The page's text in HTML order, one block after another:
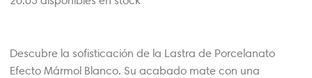
Descubre la sofisticación de la Lastra de Porcelanato
Efecto Mármol Blanco. Su acabado mate con una